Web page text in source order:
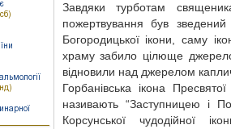
Завдяки турботам
пожертвування був
Богородицької ікони, саму
храму забило цілюще
відновили над джерелом
Горбанівська ікона
називають “Заступницею і
Корсунської чудодійної